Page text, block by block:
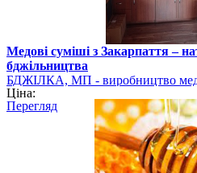
Медові суміші з Закарпаття –
бджільництва
БДЖІЛКА, МП - виробництво
квіткового пилку
Ціна:
Перегляд